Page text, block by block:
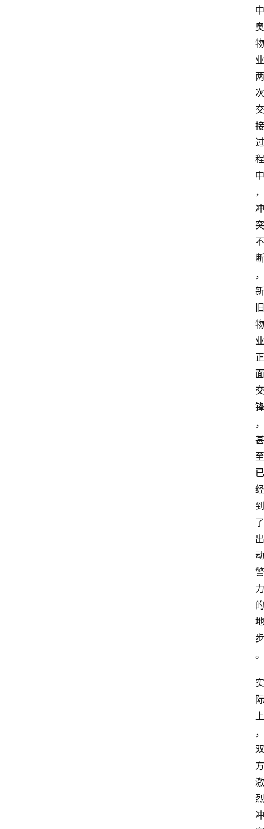
中
奥
物
业
两
次
交
接
过
程
中
，
冲
突
不
断
，
新
旧
物
业
正
面
交
锋
，
甚
至
已
经
到
了
出
动
警
力
的
地
步
。
实
际
上
，
双
方
激
烈
冲